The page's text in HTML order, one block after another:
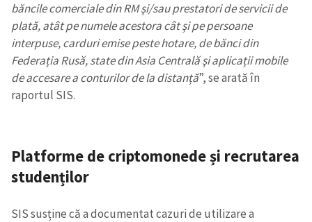
băncile comerciale din RM şi/sau prestatori de servicii de
plată, atât pe numele acestora cât şi pe persoane
interpuse, carduri emise peste hotare, de bănci din
Federația Rusă, state din Asia Centrală şi aplicații mobile
de accesare a conturilor de la distanță”, se arată în
raportul SIS.
Platforme de criptomonede și recrutarea
studenților
SIS susține că a documentat cazuri de utilizare a